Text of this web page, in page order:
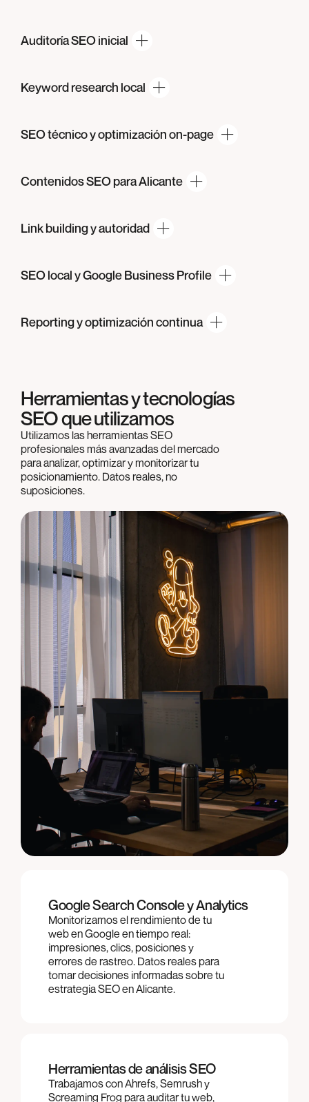
AuditoríaSEO inicial
Keywordresearch local
SEO técnico yoptimización on-page
Contenidos SEOpara Alicante
Link buildingy autoridad
SEO local y GoogleBusiness Profile
Reporting yoptimización continua
Herramientas y tecnologías
SEO que utilizamos
Utilizamos las herramientas SEO
profesionales más avanzadas del mercado
para analizar, optimizar y monitorizar tu
posicionamiento. Datos reales, no
suposiciones.
Google Search Console y Analytics
Monitorizamos el rendimiento de tu
web en Google en tiempo real:
impresiones, clics, posiciones y
errores de rastreo. Datos reales para
tomar decisiones informadas sobre tu
estrategia SEO en Alicante.
Herramientas de análisis SEO
Trabajamos con Ahrefs, Semrush y
Screaming Frog para auditar tu web,